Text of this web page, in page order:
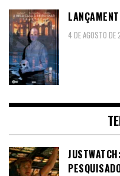
4 DE AGOSTO